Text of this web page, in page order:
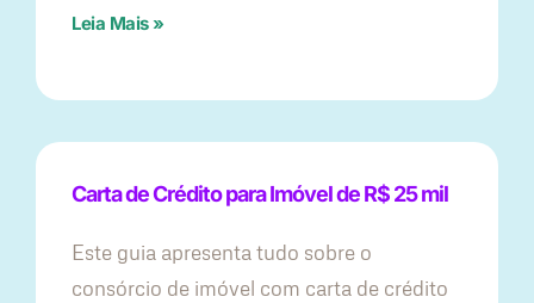
Leia Mais »
Carta de Crédito para Imóvel de R$ 25 mil
Este guia apresenta tudo sobre o
consórcio de imóvel com carta de crédito